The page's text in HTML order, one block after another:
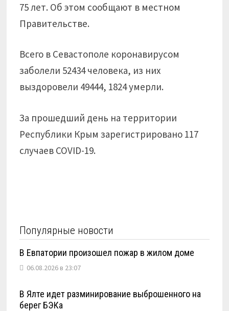
75 лет. Об этом сообщают в местном
Правительстве.
Всего в Севастополе коронавирусом
заболели 52434 человека, из них
выздоровели 49444, 1824 умерли.
За прошедший день на территории
Республики Крым зарегистрировано 117
случаев COVID-19.
Популярные новости
В Евпатории произошел пожар в жилом доме
06.08.2026 в 23:07
В Ялте идет разминирование выброшенного на
берег БЭКа